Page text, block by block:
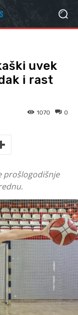
uvek
i rast
0
1070
prošlogodišnje